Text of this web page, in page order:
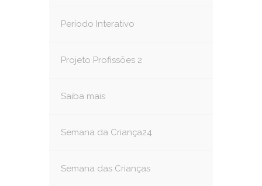
Período Interativo
Projeto Profissões 2
Saiba mais
Semana da Criança24
Semana das Crianças